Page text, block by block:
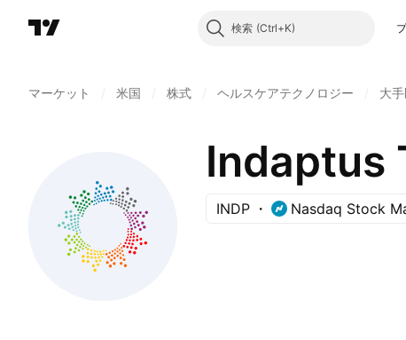
検索
マーケット 米国 株式 ヘルスケアテクノロジー 大
Indaptus
INDP Nasdaq Stock